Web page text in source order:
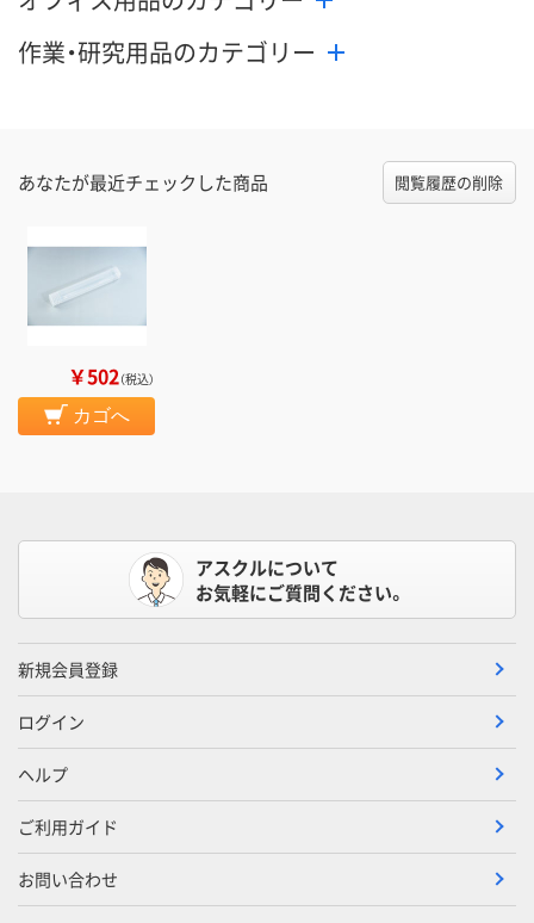
作業・研究用品のカテゴリー
あなたが最近チェックした商品 閲覧履歴の削除
￥502（税込）
カゴへ
アスクルについて
お気軽にご質問ください。
新規会員登録
ログイン
ヘルプ
ご利用ガイド
お問い合わせ